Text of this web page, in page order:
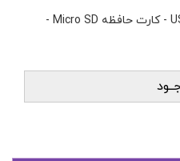
- کارت حافظه Micro SD -